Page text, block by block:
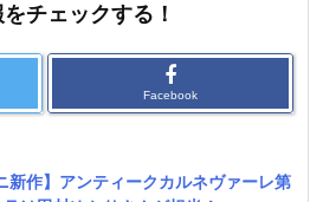
チェックする！
Facebook
新作】アンティークカルネヴァーレ第